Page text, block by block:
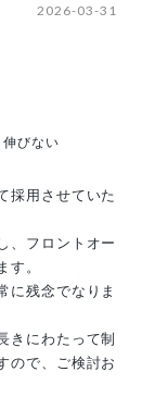
2026-03-31
伸びない
採用させていた
、フロントオー
。
に残念でなりま
きにわたって制
ので、ご検討お